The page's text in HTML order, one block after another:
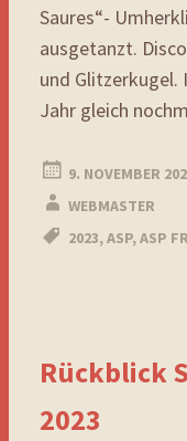
Saures“-
ausgetanzt.
und Glitzerkugel.
Jahr gleich
9. NOVEMBER
WEBMASTER
2023, ASP, ASP
Rückblick
2023